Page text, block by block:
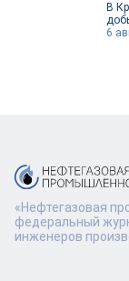
В
6
«Нефтегазовая
федеральный
инженеров